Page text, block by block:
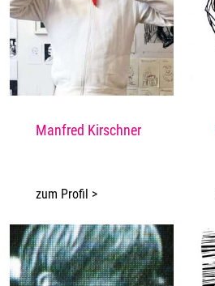
Manfred Kirschner
zum Profil >